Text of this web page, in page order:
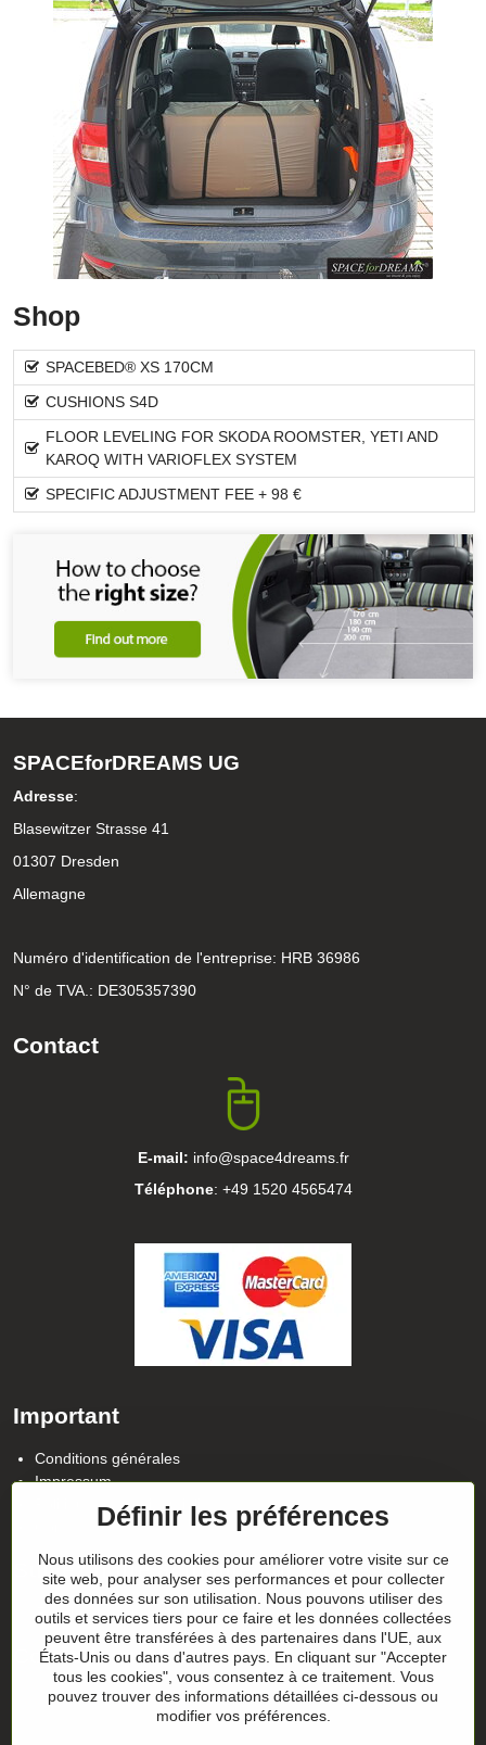
Shop
SPACEBED® XS 170CM
CUSHIONS S4D
FLOOR LEVELING FOR SKODA ROOMSTER, YETI AND
KAROQ WITH VARIOFLEX SYSTEM
SPECIFIC ADJUSTMENT FEE + 98 €
SPACEforDREAMS UG
Adresse:
Blasewitzer Strasse 41
01307 Dresden
Allemagne
Numéro d'identification de l'entreprise: HRB 36986
N° de TVA.: DE305357390
Contact
E-mail: info@space4dreams.fr
Téléphone: +49 1520 4565474
Important
Conditions générales
Impressum
Politique de confidentialité
Suivez notre actualité sur nos réseaux
Facebook Instagram
Conseils sur les cadeaux
Les chèques-cadeaux
Définir les préférences
Nous utilisons des cookies pour améliorer votre visite sur ce
site web, pour analyser ses performances et pour collecter
des données sur son utilisation. Nous pouvons utiliser des
outils et services tiers pour ce faire et les données collectées
peuvent être transférées à des partenaires dans l'UE, aux
États-Unis ou dans d'autres pays. En cliquant sur "Accepter
tous les cookies", vous consentez à ce traitement. Vous
pouvez trouver des informations détaillées ci-dessous ou
modifier vos préférences.